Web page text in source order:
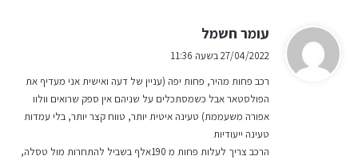
עומר חשמל
ב
:
27/04/2022 בשעה 11:36
רכב פחות מהיר, פחות יפה (עניין של דעה ואישית אני מעדיף את
הפולסטאר אבל כשמסתכלים על שניהם אין ספק שרואים וולוו
אפורה משעממת) טעינה איטית יותר, טווח קצר יותר, בלי עמדות
טעינה ייעודיות
הרכב צריך לעלות פחות מ 190אלף בשביל להתחרות מול טסלה,